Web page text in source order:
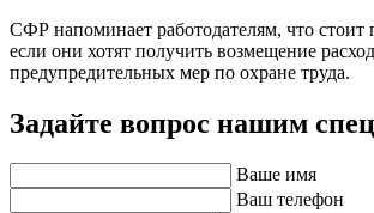
СФР напоминает работодателям, что стоит
если они хотят получить возмещение
предупредительных мер по охране труда.
Задайте вопрос нашим
Ваше имя
Ваш телефон